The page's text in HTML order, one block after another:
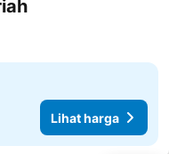
Lihat harga
Lihat harga